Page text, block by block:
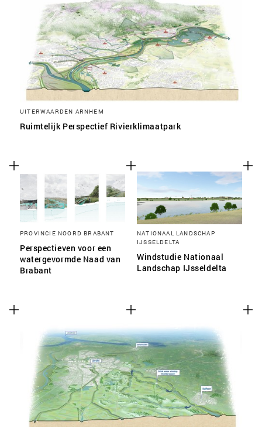
UITERWAARDEN ARNHEM
Ruimtelijk Perspectief Rivierklimaatpark
PROVINCIE NOORD BRABANT
Perspectieven voor een
watergevormde Naad van
Brabant
NATIONAAL LANDSCHAP
IJSSELDELTA
Windstudie Nationaal
Landschap IJsseldelta
SLA VOORKEUREN OP